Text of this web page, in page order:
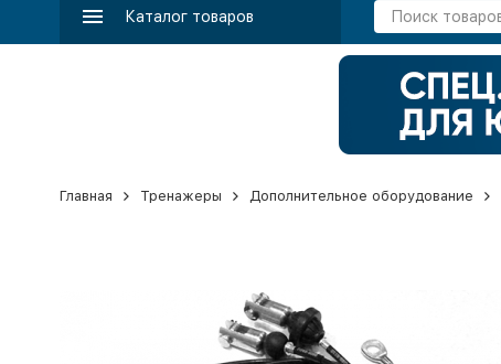
Каталог товаров
Главная Тренажеры Дополнительное оборудование